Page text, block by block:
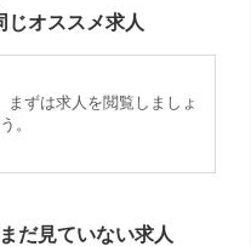
じオススメ求人
まずは求人を閲覧しましょ
う。
だ見ていない求人